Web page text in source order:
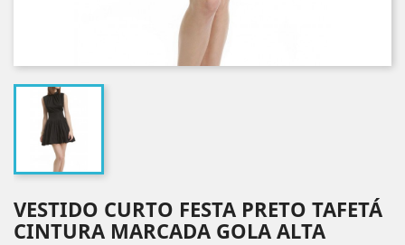
VESTIDO CURTO FESTA PRETO TAFETÁ
CINTURA MARCADA GOLA ALTA